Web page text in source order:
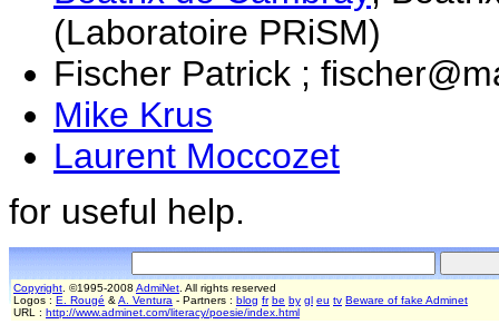
(Laboratoire PRiSM)
Fischer Patrick ;
Mike Krus
Laurent Moccozet
for useful help.
Copyright . ©1995-2008 AdmiNet . All rights reserved
Logos : E. Rougé & A. Ventura - Partners : blog fr be by gl eu tv Beware of fake Adminet
URL : http://www.adminet.com/literacy/poesie/index.html